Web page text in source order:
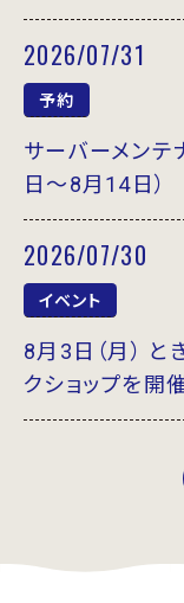
2026/07/31
予約
サーバーメンテ
日～8月14日）
2026/07/30
イベント
8月3日（月）
クショップを開